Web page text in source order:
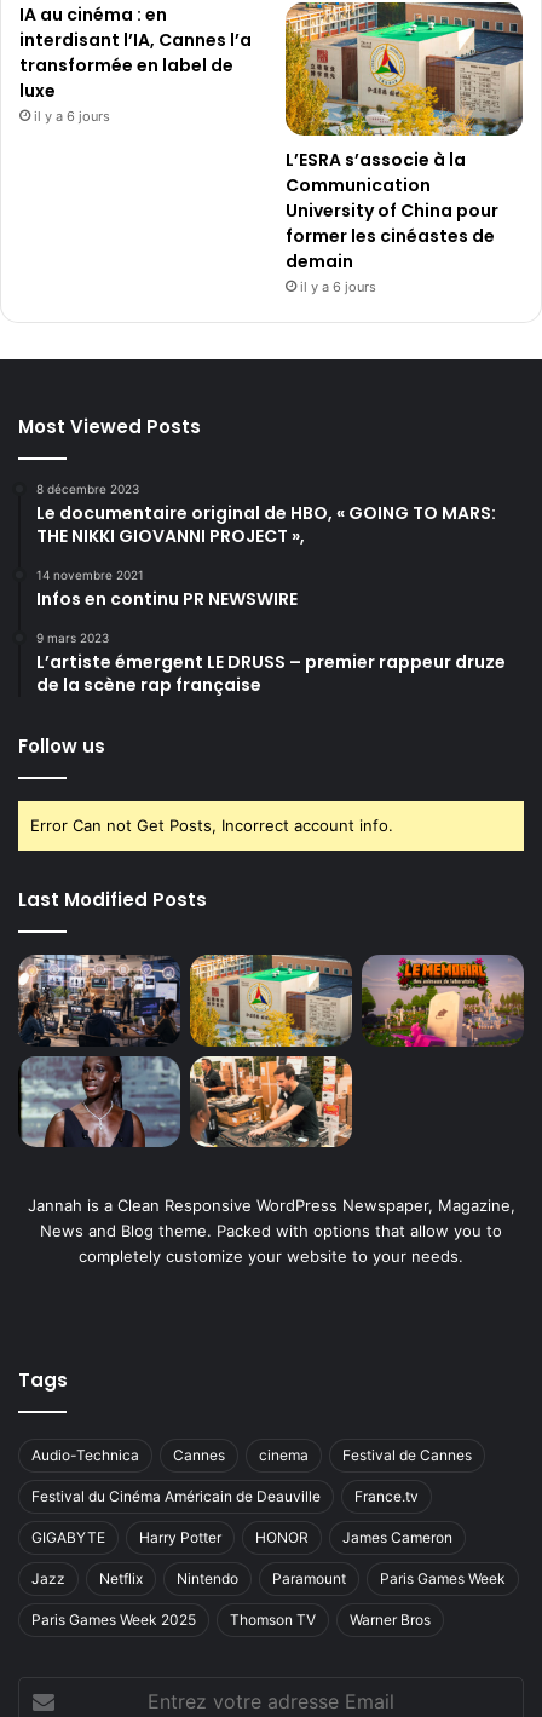
IA au cinéma : en
interdisant l’IA, Cannes l’a
transformée en label de
luxe
il y a 6 jours
L’ESRA s’associe à la
Communication
University of China pour
former les cinéastes de
demain
il y a 6 jours
Most Viewed Posts
8 décembre 2023
Le documentaire original de HBO, « GOING TO MARS:
THE NIKKI GIOVANNI PROJECT »,
14 novembre 2021
Infos en continu PR NEWSWIRE
9 mars 2023
L’artiste émergent LE DRUSS – premier rappeur druze
de la scène rap française
Follow us
Error Can not Get Posts, Incorrect account info.
Last Modified Posts
Jannah is a Clean Responsive WordPress Newspaper, Magazine,
News and Blog theme. Packed with options that allow you to
completely customize your website to your needs.
Tags
Audio-Technica Cannes cinema Festival de Cannes
Festival du Cinéma Américain de Deauville France.tv
GIGABYTE Harry Potter HONOR James Cameron
Jazz Netflix Nintendo Paramount Paris Games Week
Paris Games Week 2025 Thomson TV Warner Bros